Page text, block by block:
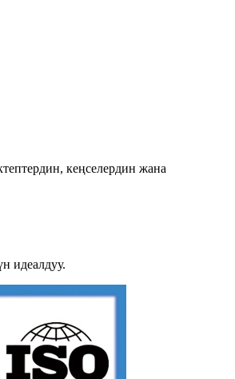
кеңселердин жана
идеалдуу.